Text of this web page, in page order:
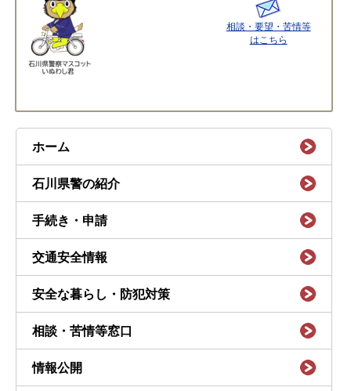
相談・要望・苦情等
はこちら
ホーム
石川県警の紹介
手続き・申請
交通安全情報
安全な暮らし・防犯対策
相談・苦情等窓口
情報公開